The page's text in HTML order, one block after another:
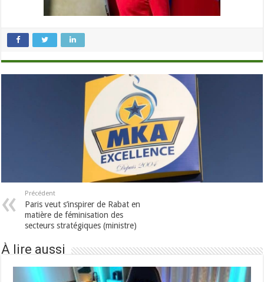
Précédent
Paris veut s’inspirer de Rabat en
matière de féminisation des
secteurs stratégiques (ministre)
À lire aussi